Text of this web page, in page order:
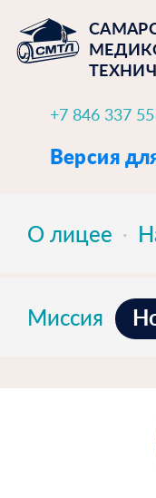
+7 846 337
Версия
О лицее
Миссия